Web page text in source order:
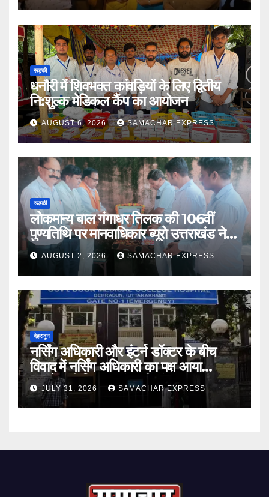
रूड़की
धनौरी में शिवभक्त कांवड़ियों के लिए द्वितीय
नि:शुल्क मेडिकल कैंप का आयोजन
AUGUST 6, 2026 SAMACHAR EXPRESS
रूड़की
लोकमान्य बाल गंगाधर तिलक की 106वीं
पुण्यतिथि पर मानवाधिकार ब्यूरो उत्तराखंड ने दी
भावभीनी श्रद्धांजलि
AUGUST 2, 2026 SAMACHAR EXPRESS
देहरादून
नर्सिंग अधिकारी और इंटर्न डॉक्टर के बीच
विवाद में नर्सिंग अधिकारी का पक्ष आया
सामने,करी निष्पक्ष जांच की मांग
JULY 31, 2026 SAMACHAR EXPRESS